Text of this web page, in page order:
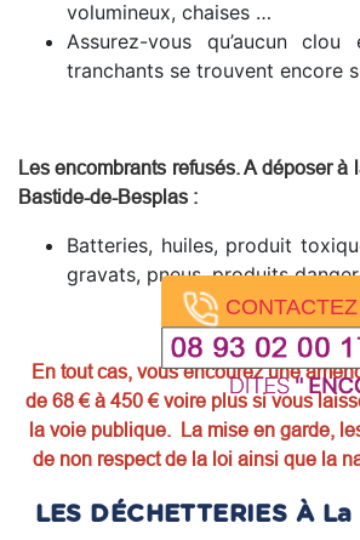
volumineux, chaises …
Assurez-vous qu’aucun
tranchants se trouvent encore
Les encombrants refusés. A déposer à
Bastide-de-Besplas :
Batteries, huiles, produit
gravats, pneus, produits
En tout cas, vous encourez une
de 68 € à 450 € voire plus si vous
la voie publique. La mise en garde,
de non respect de la loi ainsi que la
LES DÉCHETTERIES À